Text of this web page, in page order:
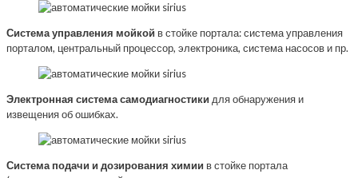
Система управления мойкой в стойке портала: система управления
порталом, центральный процессор, электроника, система насосов и пр.
Электронная система самодиагностики для обнаружения и
извещения об ошибках.
Система подачи и дозирования химии в стойке портала